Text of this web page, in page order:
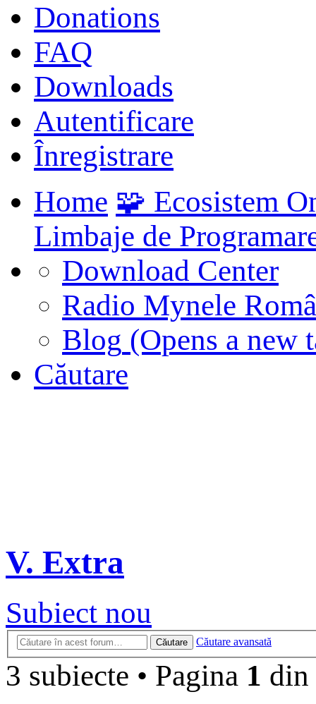
Donations
FAQ
Downloads
Autentificare
Înregistrare
Home 🧩 Ecosistem
Limbaje de
Download Center
Radio Mynele
Blog (Opens a new
Căutare
V. Extra
Subiect nou
Căutare Căutare avansată
3 subiecte • Pagina 1 din